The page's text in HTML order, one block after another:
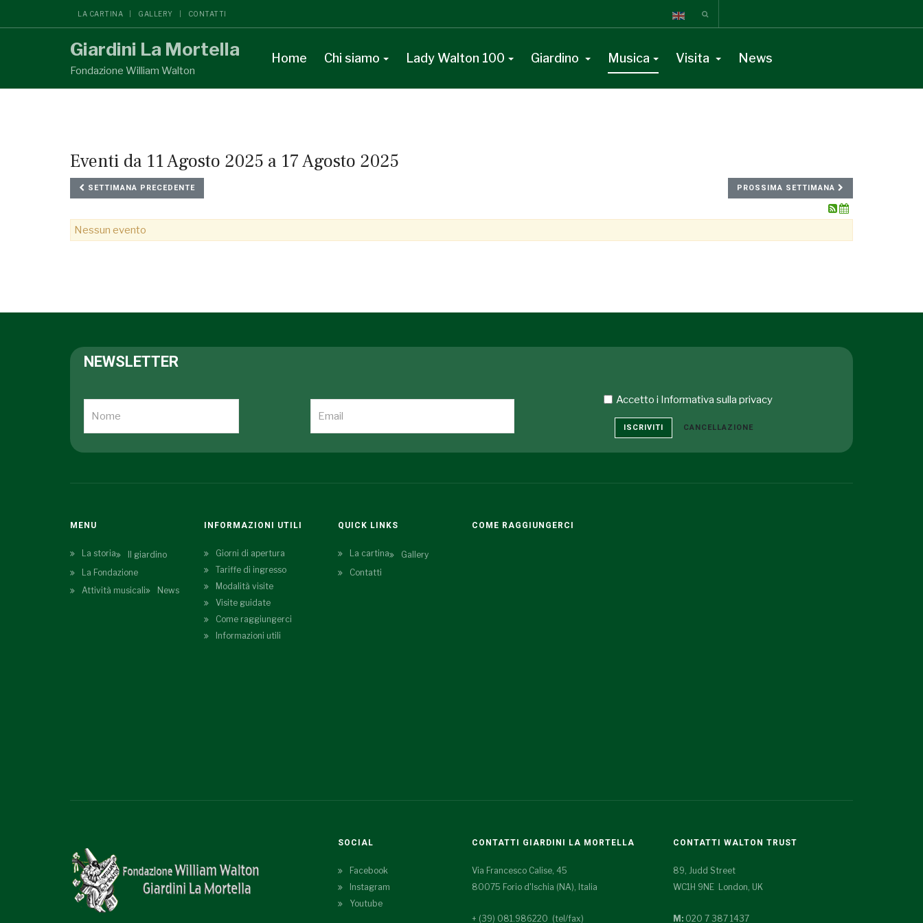
LA CARTINA GALLERY CONTATTI
Giardini La Mortella
Fondazione William Walton
Home Chi siamo Lady Walton 100 Giardino Musica Visita News
Eventi da 11 Agosto 2025 a 17 Agosto 2025
SETTIMANA PRECEDENTE PROSSIMA SETTIMANA
Nessun evento
NEWSLETTER
Accetto i Informativa sulla privacy
ISCRIVITI CANCELLAZIONE
MENU
La storia
Il giardino
La Fondazione
Attività musicali
News
INFORMAZIONI UTILI
Giorni di apertura
Tariffe di ingresso
Modalità visite
Visite guidate
Come raggiungerci
Informazioni utili
QUICK LINKS
La cartina
Gallery
Contatti
COME RAGGIUNGERCI
SOCIAL
Facebook
Instagram
Youtube
CONTATTI GIARDINI LA MORTELLA
Via Francesco Calise, 45
80075 Forio d'Ischia (NA), Italia
+ (39) 081.986220 (tel/fax)
CONTATTI WALTON TRUST
89, Judd Street
WC1H 9NE London, UK
M:020 7 387 1437